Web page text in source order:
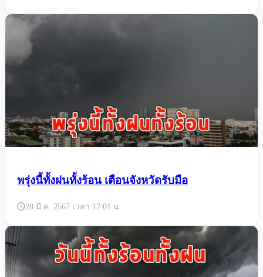
พรุ่งนี้ทั้งฝนทั้งร้อน เตือนจังหวัดรับมือ
28 มี.ค. 2567 เวลา 17:01 น.